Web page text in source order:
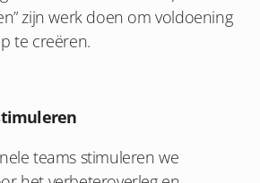
zijn werk doen om voldoening
te creëren.
teams stimuleren we